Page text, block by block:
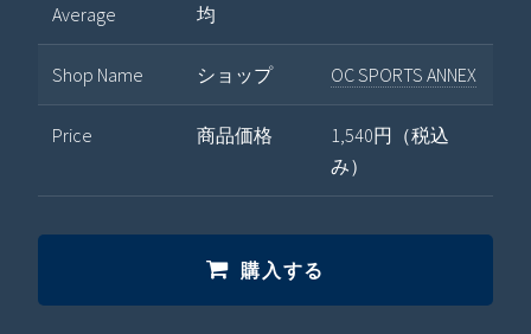
Average
均
Shop Name ショップ OC SPORTS ANNEX
Price 商品価格
1,540円（税込
み）
購入する